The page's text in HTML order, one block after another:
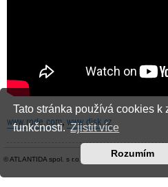
Tato stránka používá cookies k
funkčnosti.Zjistit více
Rozumím
www.rode.com, www.disk.cz
© ATLANTIDA spol. s r.o. | Kontaktní údaje|